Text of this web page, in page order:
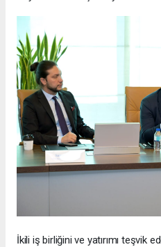
İkili iş birliğini ve yatırımı teşvik